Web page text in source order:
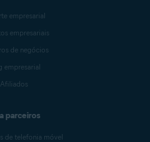
empresarial
empresariais
de negócios
empresarial
Afiliados
parceiros
de telefonia móvel